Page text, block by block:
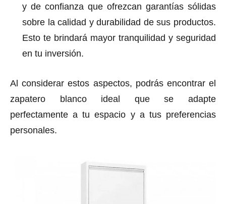
y de confianza que ofrezcan garantías sólidas
sobre la calidad y durabilidad de sus productos.
Esto te brindará mayor tranquilidad y seguridad
en tu inversión.
Al considerar estos aspectos, podrás encontrar el
zapatero blanco ideal que se adapte
perfectamente a tu espacio y a tus preferencias
personales.